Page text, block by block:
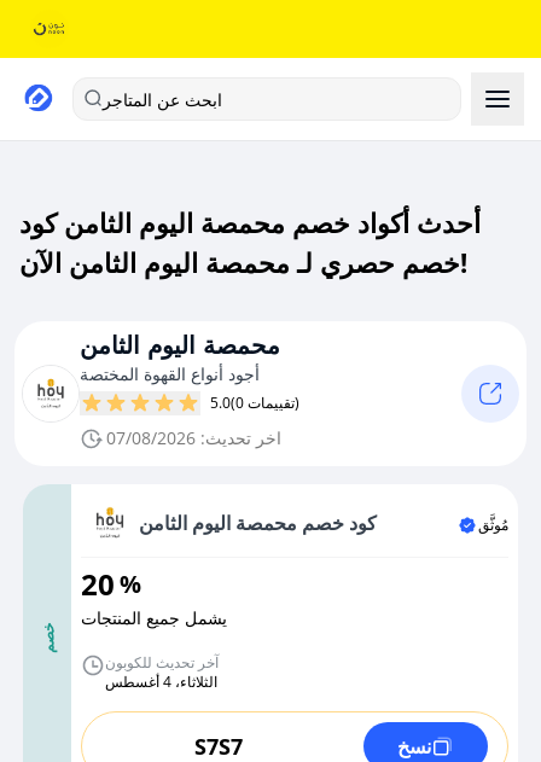
ابحث عن المتاجر
أحدث أكواد خصم محمصة اليوم الثامن كود
خصم حصري لـ محمصة اليوم الثامن الآن!
محمصة اليوم الثامن
أجود أنواع القهوة المختصة
5.0 (0 تقييمات)
اخر تحديث: 07/08/2026
خصم
كود خصم محمصة اليوم الثامن مُوثَّق
20%
يشمل جميع المنتجات
آخر تحديث للكوبون
الثلاثاء، 4 أغسطس
S7S7 نسخ